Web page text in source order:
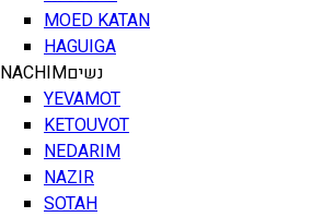
MOED KATAN
HAGUIGA
NACHIMנשים
YEVAMOT
KETOUVOT
NEDARIM
NAZIR
SOTAH